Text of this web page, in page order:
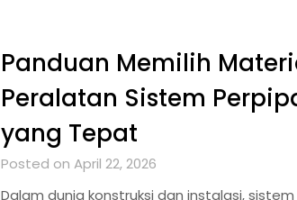
Panduan Memilih
Peralatan Sistem
yang Tepat
Posted on April 22, 2026
Dalam dunia konstruksi dan instalasi,